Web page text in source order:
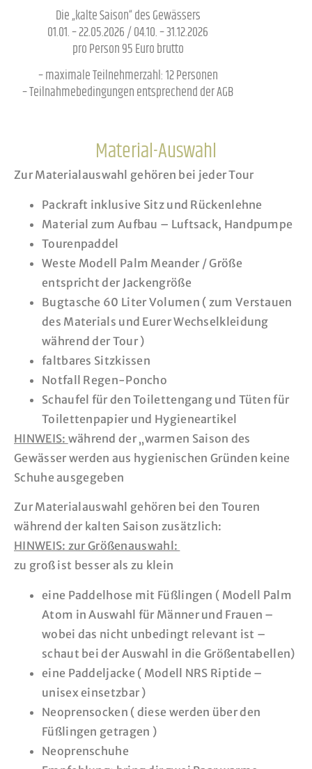
Die „kalte Saison“ des Gewässers
01.01. – 22.05.2026 / 04.10. – 31.12.2026
pro Person 95 Euro brutto
– maximale Teilnehmerzahl: 12 Personen
– Teilnahmebedingungen entsprechend der AGB
Material-Auswahl
Zur Materialauswahl gehören bei jeder Tour
Packraft inklusive Sitz und Rückenlehne
Material zum Aufbau – Luftsack, Handpumpe
Tourenpaddel
Weste Modell Palm Meander / Größe
entspricht der Jackengröße
Bugtasche 60 Liter Volumen ( zum Verstauen
des Materials und Eurer Wechselkleidung
während der Tour )
faltbares Sitzkissen
Notfall Regen-Poncho
Schaufel für den Toilettengang und Tüten für
Toilettenpapier und Hygieneartikel
HINWEIS: während der „warmen Saison des
Gewässer werden aus hygienischen Gründen keine
Schuhe ausgegeben
Zur Materialauswahl gehören bei den Touren
während der kalten Saison zusätzlich:
HINWEIS: zur Größenauswahl:
zu groß ist besser als zu klein
eine Paddelhose mit Füßlingen ( Modell Palm
Atom in Auswahl für Männer und Frauen –
wobei das nicht unbedingt relevant ist –
schaut bei der Auswahl in die Größentabellen)
eine Paddeljacke ( Modell NRS Riptide –
unisex einsetzbar )
Neoprensocken ( diese werden über den
Füßlingen getragen )
Neoprenschuhe